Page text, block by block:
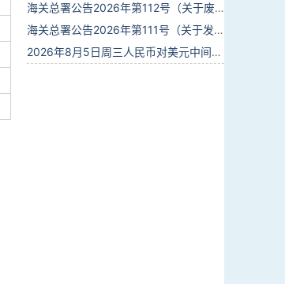
海关总署公告2026年第112号（关于废止部分卫生检疫类规范性文件的公告）
海关总署公告2026年第111号（关于发布《进出境动植物检疫处理监督管理工作规定》《进出境卫生处理监督管理工作规定》的公告）
2026年8月5日周三人民币对美元中间价报6.7889调升28个基点